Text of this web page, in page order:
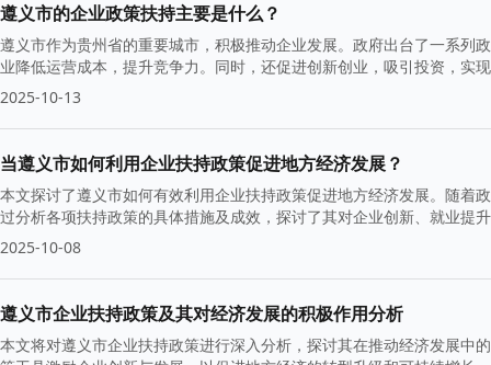
遵义市的企业政策扶持主要是什么？
遵义市作为贵州省的重要城市，积极推动企业发展。政府出台了一系列
业降低运营成本，提升竞争力。同时，还促进创新创业，吸引投资，实
2025-10-13
当遵义市如何利用企业扶持政策促进地方经济发展？
本文探讨了遵义市如何有效利用企业扶持政策促进地方经济发展。随着
过分析各项扶持政策的具体措施及成效，探讨了其对企业创新、就业提
2025-10-08
遵义市企业扶持政策及其对经济发展的积极作用分析
本文将对遵义市企业扶持政策进行深入分析，探讨其在推动经济发展中